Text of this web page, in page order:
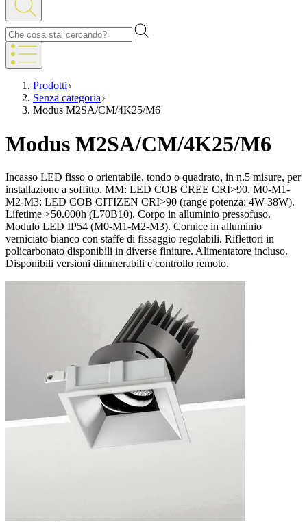
Prodotti
Senza categoria
Modus M2SA/CM/4K25/M6
Modus M2SA/CM/4K25/M6
Incasso LED fisso o orientabile, tondo o quadrato, in n.5 misure, per
installazione a soffitto. MM: LED COB CREE CRI>90. M0-M1-
M2-M3: LED COB CITIZEN CRI>90 (range potenza: 4W-38W).
Lifetime >50.000h (L70B10). Corpo in alluminio pressofuso.
Modulo LED IP54 (M0-M1-M2-M3). Cornice in alluminio
verniciato bianco con staffe di fissaggio regolabili. Riflettori in
policarbonato disponibili in diverse finiture. Alimentatore incluso.
Disponibili versioni dimmerabili e controllo remoto.